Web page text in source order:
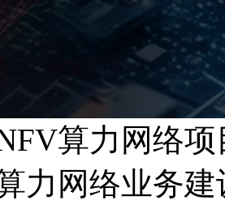
算力网络项
力网络业务建